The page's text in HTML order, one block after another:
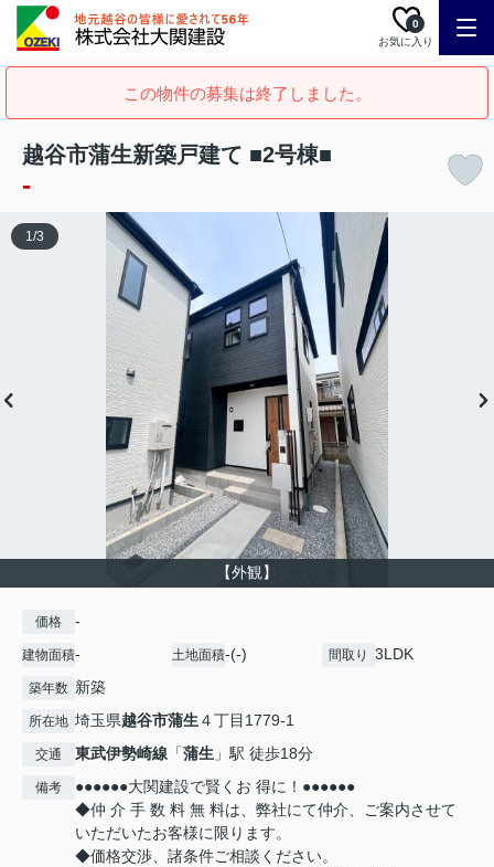
お気に入り
0
この物件の募集は終了しました。
越谷市蒲生新築戸建て ■2号棟■
-
【外観】
1/3
価格 -
建物面積- 土地面積-(-) 間取り 3LDK
築年数 新築
所在地 埼玉県越谷市蒲生４丁目1779-1
交通 東武伊勢崎線 「蒲生 」駅 徒歩18分
備考
●●●●●●大関建設で賢くお 得に！●●●●●●
◆仲 介 手 数 料 無 料は、弊社にて仲介、ご案内させて
いただいたお客様に限ります。
◆価格交渉、諸条件ご相談ください。